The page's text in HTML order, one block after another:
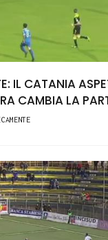
IL CATANIA
CAMBIA LA